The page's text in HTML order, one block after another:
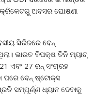
କ୍ରିକେଟରୁ ଅବସର ଘୋଷଣା
ସିରିଜରେ ବେନ୍
ଭାରତ ବିପକ୍ଷ ତିନି ମ୍ୟାଚ୍
ଏବଂ 27 ରନ୍ ସଂଗ୍ରହ
ପରେ ବେନ୍ ଷ୍ଟୋକ୍ସ
ସମ୍ପୂର୍ଣ୍ଣ ଧ୍ୟାନ ଦେବାକୁ